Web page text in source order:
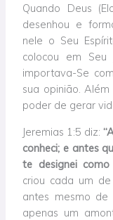
Quando Deus
desenhou e
nele o Seu
colocou em
importava-Se
sua opinião.
poder de gerar
Jeremias 1:5 diz:
conheci; e antes
te designei
criou cada um
antes mesmo
apenas um